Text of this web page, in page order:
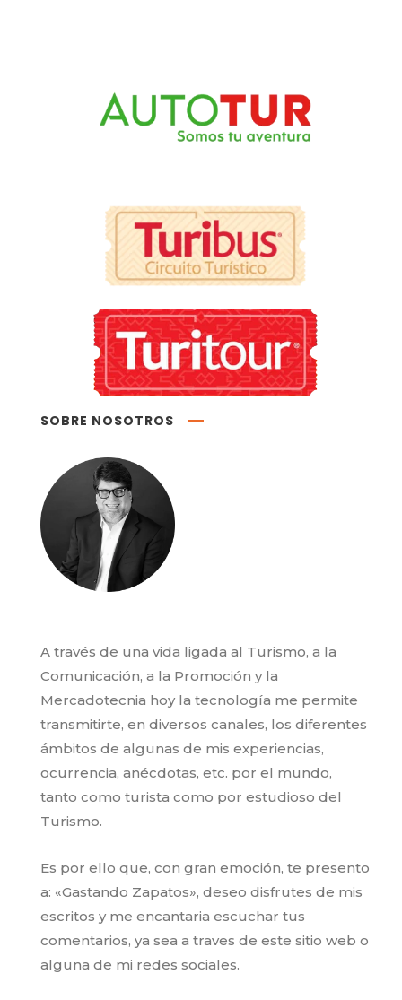
SOBRE NOSOTROS
A través de una vida ligada al Turismo, a la
Comunicación, a la Promoción y la
Mercadotecnia hoy la tecnología me permite
transmitirte, en diversos canales, los diferentes
ámbitos de algunas de mis experiencias,
ocurrencia, anécdotas, etc. por el mundo,
tanto como turista como por estudioso del
Turismo.
Es por ello que, con gran emoción, te presento
a: «Gastando Zapatos», deseo disfrutes de mis
escritos y me encantaria escuchar tus
comentarios, ya sea a traves de este sitio web o
alguna de mi redes sociales.